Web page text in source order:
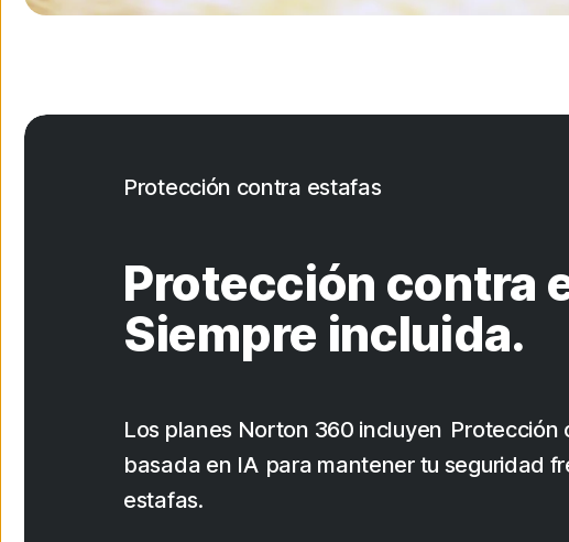
Protección contra estafas
Protección contra
Siempre incluida.
Los planes Norton 360 incluyen Protección
basada en IA para mantener tu seguridad
estafas.